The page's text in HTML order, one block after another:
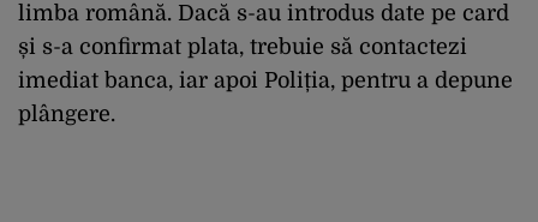
limba română. Dacă s-au introdus date pe card
și s-a confirmat plata, trebuie să contactezi
imediat banca, iar apoi Poliția, pentru a depune
plângere.